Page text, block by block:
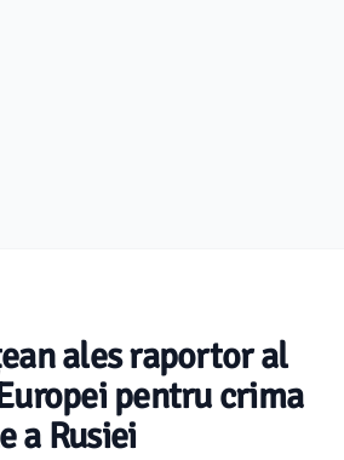
ales raportor al
pentru crima
a Rusiei